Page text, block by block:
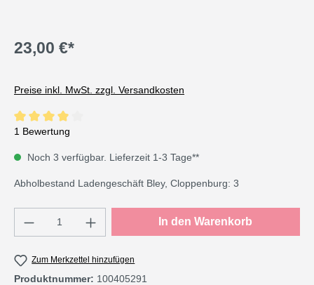
23,00 €*
Preise inkl. MwSt. zzgl. Versandkosten
Durchschnittliche Bewertung von 4 von 5 Sternen
1 Bewertung
Noch 3 verfügbar. Lieferzeit 1-3 Tage**
Abholbestand Ladengeschäft Bley, Cloppenburg: 3
Produkt Anzahl: Gib den gewünschten
In den Warenkorb
Zum Merkzettel hinzufügen
Produktnummer: 100405291